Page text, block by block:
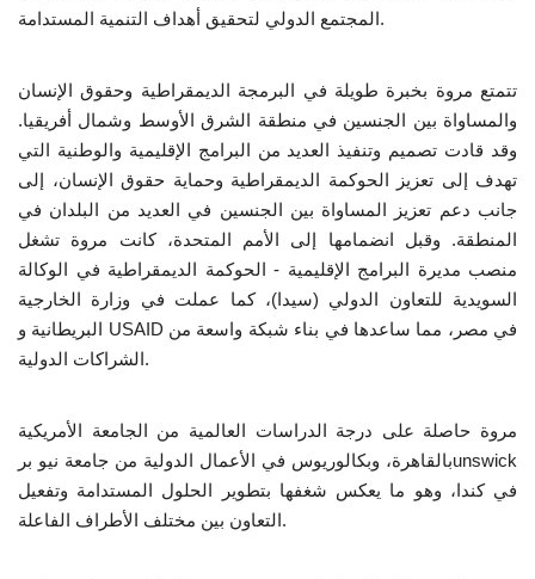
المواطن العالمي
الرواد
فرص
وثائق
الفيديوهات
الرعاة
Gallery
لغة
المجتمع الدولي لتحقيق أهداف التنمية المستدامة.
تتمتع مروة بخبرة طويلة في البرمجة الديمقراطية وحقوق الإنسان
والمساواة بين الجنسين في منطقة الشرق الأوسط وشمال أفريقيا.
وقد قادت تصميم وتنفيذ العديد من البرامج الإقليمية والوطنية التي
تهدف إلى تعزيز الحوكمة الديمقراطية وحماية حقوق الإنسان، إلى
جانب دعم تعزيز المساواة بين الجنسين في العديد من البلدان في
المنطقة. وقبل انضمامها إلى الأمم المتحدة، كانت مروة تشغل
منصب مديرة البرامج الإقليمية - الحوكمة الديمقراطية في الوكالة
السويدية للتعاون الدولي (سيدا)، كما عملت في وزارة الخارجية
البريطانية و USAID في مصر، مما ساعدها في بناء شبكة واسعة من
الشراكات الدولية.
مروة حاصلة على درجة الدراسات العالمية من الجامعة الأمريكية
بالقاهرة، وبكالوريوس في الأعمال الدولية من جامعة نيو برunswick
في كندا، وهو ما يعكس شغفها بتطوير الحلول المستدامة وتفعيل
التعاون بين مختلف الأطراف الفاعلة.